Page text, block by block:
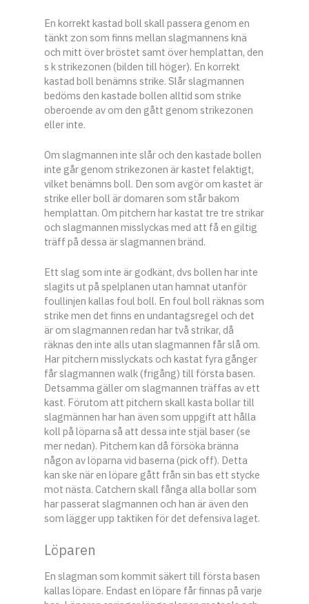
En korrekt kastad boll skall passera genom en
tänkt zon som finns mellan slagmannens knä
och mitt över bröstet samt över hemplattan, den
s k strikezonen (bilden till höger). En korrekt
kastad boll benämns strike. Slår slagmannen
bedöms den kastade bollen alltid som strike
oberoende av om den gått genom strikezonen
eller inte.
Om slagmannen inte slår och den kastade bollen
inte går genom strikezonen är kastet felaktigt,
vilket benämns boll. Den som avgör om kastet är
strike eller boll är domaren som står bakom
hemplattan. Om pitchern har kastat tre tre strikar
och slagmannen misslyckas med att få en giltig
träff på dessa är slagmannen bränd.
Ett slag som inte är godkänt, dvs bollen har inte
slagits ut på spelplanen utan hamnat utanför
foullinjen kallas foul boll. En foul boll räknas som
strike men det finns en undantagsregel och det
är om slagmannen redan har två strikar, då
räknas den inte alls utan slagmannen får slå om.
Har pitchern misslyckats och kastat fyra gånger
får slagmannen walk (frigång) till första basen.
Detsamma gäller om slagmannen träffas av ett
kast. Förutom att pitchern skall kasta bollar till
slagmännen har han även som uppgift att hålla
koll på löparna så att dessa inte stjäl baser (se
mer nedan). Pitchern kan då försöka bränna
någon av löparna vid baserna (pick off). Detta
kan ske när en löpare gått från sin bas ett stycke
mot nästa. Catchern skall fånga alla bollar som
har passerat slagmannen och han är även den
som lägger upp taktiken för det defensiva laget.
Löparen
En slagman som kommit säkert till första basen
kallas löpare. Endast en löpare får finnas på varje